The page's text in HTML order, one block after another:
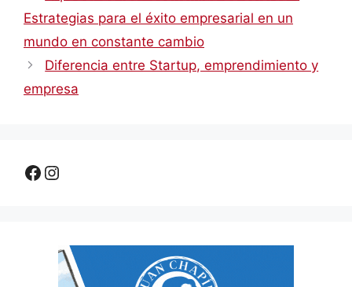
Estrategias para el éxito empresarial en un
mundo en constante cambio
Diferencia entre Startup, emprendimiento y
empresa
Facebook
Instagram